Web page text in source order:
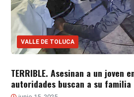
VALLE DE TOLUCA
TERRIBLE. Asesinan a un joven
autoridades buscan a su familia